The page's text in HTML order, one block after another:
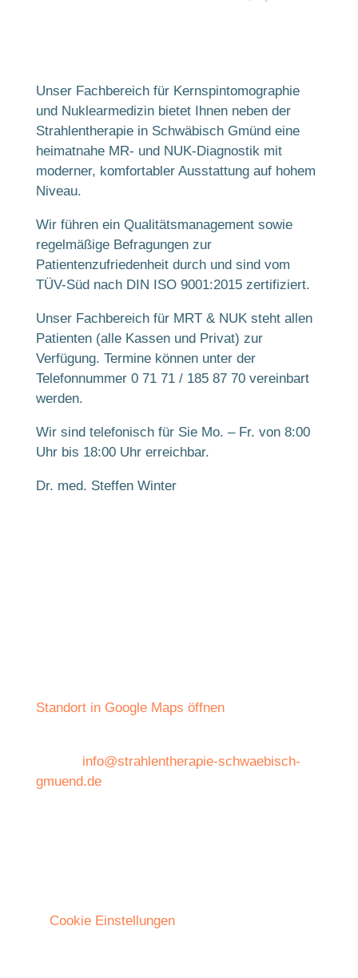
Unser Fachbereich für Kernspintomographie
und Nuklearmedizin bietet Ihnen neben der
Strahlentherapie in Schwäbisch Gmünd eine
heimatnahe MR- und NUK-Diagnostik mit
moderner, komfortabler Ausstattung auf hohem
Niveau.
Wir führen ein Qualitätsmanagement sowie
regelmäßige Befragungen zur
Patientenzufriedenheit durch und sind vom
TÜV-Süd nach DIN ISO 9001:2015 zertifiziert.
Unser Fachbereich für MRT & NUK steht allen
Patienten (alle Kassen und Privat) zur
Verfügung. Termine können unter der
Telefonnummer 0 71 71 / 185 87 70 vereinbart
werden.
Wir sind telefonisch für Sie Mo. – Fr. von 8:00
Uhr bis 18:00 Uhr erreichbar.
Dr. med. Steffen Winter
Standort in Google Maps öffnen
info@strahlentherapie-schwaebisch-
gmuend.de
Cookie Einstellungen